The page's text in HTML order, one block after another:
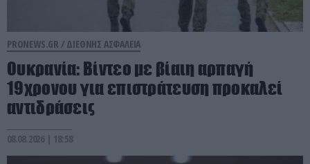
PRONEWS.GR / ΔΙΕΘΝΗΣ ΑΣΦΑΛΕΙΑ
Ουκρανία: Βίντεο με βίαιη αρπαγή
19χρονου για επιστράτευση προκαλεί
αντιδράσεις
08.08.2026 | 18:58